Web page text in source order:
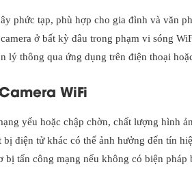
phức tạp, phù hợp cho gia đình và văn
ở bất kỳ đâu trong phạm vi sóng
lý thông qua ứng dụng trên điện thoại
WiFi
yếu hoặc chập chờn, chất lượng hình
điện tử khác có thể ảnh hưởng đến tín
bị tấn công mạng nếu không có biện pháp